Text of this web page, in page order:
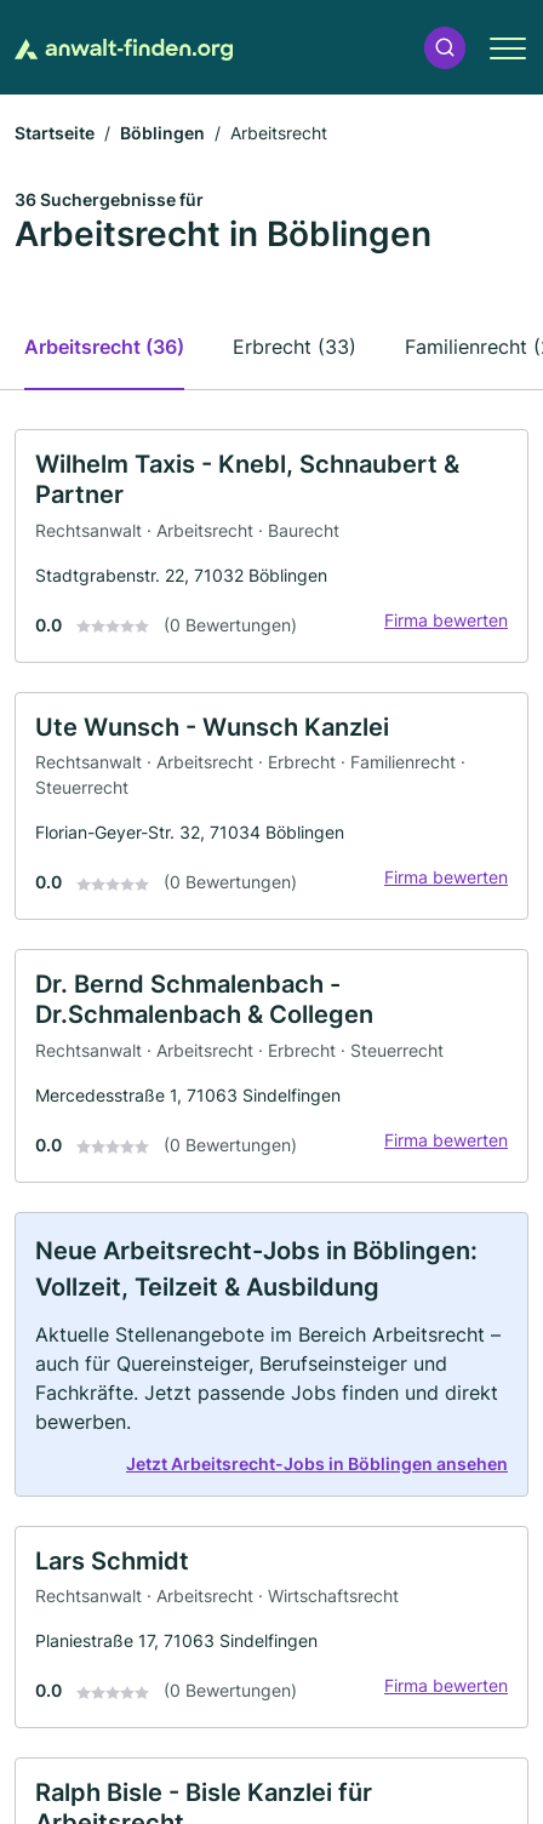
Startseite Böblingen Arbeitsrecht
36 Suchergebnisse für
Arbeitsrecht in Böblingen
Arbeitsrecht (36) Erbrecht (33) Familienrecht
Wilhelm Taxis - Knebl, Schnaubert &
Partner
Rechtsanwalt · Arbeitsrecht · Baurecht
Stadtgrabenstr. 22, 71032 Böblingen
0.0 (0 Bewertungen) Firma bewerten
Ute Wunsch - Wunsch Kanzlei
Rechtsanwalt · Arbeitsrecht · Erbrecht · Familienrecht ·
Steuerrecht
Florian-Geyer-Str. 32, 71034 Böblingen
0.0 (0 Bewertungen) Firma bewerten
Dr. Bernd Schmalenbach -
Dr.Schmalenbach & Collegen
Rechtsanwalt · Arbeitsrecht · Erbrecht · Steuerrecht
Mercedesstraße 1, 71063 Sindelfingen
0.0 (0 Bewertungen) Firma bewerten
Neue Arbeitsrecht-Jobs in Böblingen:
Vollzeit, Teilzeit & Ausbildung
Aktuelle Stellenangebote im Bereich Arbeitsrecht –
auch für Quereinsteiger, Berufseinsteiger und
Fachkräfte. Jetzt passende Jobs finden und direkt
bewerben.
Jetzt Arbeitsrecht-Jobs in Böblingen ansehen
Lars Schmidt
Rechtsanwalt · Arbeitsrecht · Wirtschaftsrecht
Planiestraße 17, 71063 Sindelfingen
0.0 (0 Bewertungen) Firma bewerten
Ralph Bisle - Bisle Kanzlei für